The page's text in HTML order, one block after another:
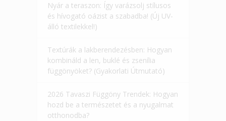
Nyár a teraszon: Így varázsolj stílusos
és hívogató oázist a szabadba! (Új UV-
álló textilekkel!)
Textúrák a lakberendezésben: Hogyan
kombináld a len, buklé és zsenília
függönyöket? (Gyakorlati Útmutató)
2026 Tavaszi Függöny Trendek: Hogyan
hozd be a természetet és a nyugalmat
otthonodba?